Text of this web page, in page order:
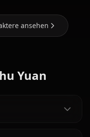
ansehen
Yuan